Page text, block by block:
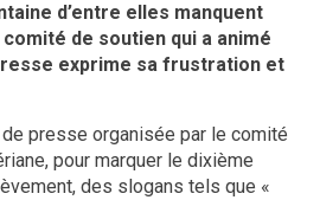
d’entre elles manquent
de soutien qui a animé
exprime sa frustration et
de presse organisée par le comité
pour marquer le dixième
des slogans tels que «